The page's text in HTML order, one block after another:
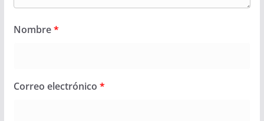
Nombre*
Correo electrónico *